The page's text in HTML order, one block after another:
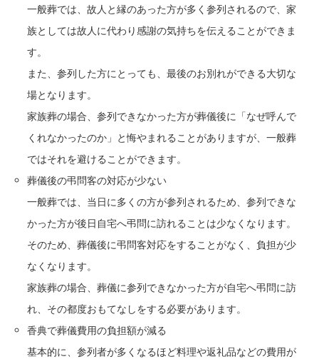
一般葬では、故人と縁のあった方が多く参列されるので、家
族としては故人に代わり感謝の気持ちを伝えることができま
す。
また、参列した方にとっても、最後のお別れができる大切な
場となります。
家族葬の場合、参列できなかった方が葬儀後に「なぜ呼んで
くれなかったのか」と悔やまれることがありますが、一般葬
ではそれを避けることができます。
葬儀後の弔問客の対応が少ない
一般葬では、当日に多くの方が参列されるため、参列できな
かった方が後日自宅へ弔問に訪れることは少なくなります。
そのため、葬儀後に弔問客対応をすることがなく、負担が少
なくなります。
家族葬の場合、葬儀に参列できなかった方が自宅へ弔問に訪
れ、その都度おもてなしをする必要があります。
香典で葬儀費用の負担額が減る
基本的に、参列者が多くなるほど料理や返礼品などの費用が